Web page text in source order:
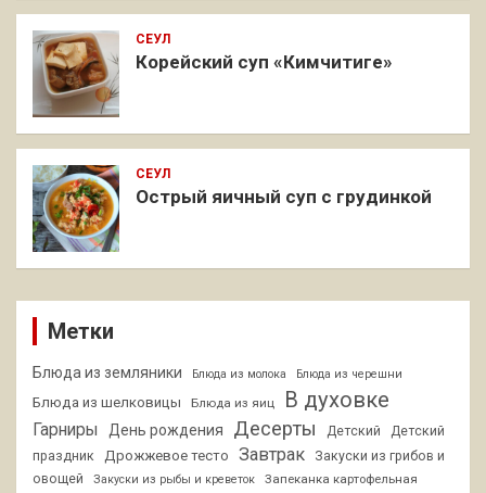
СЕУЛ
Корейский суп «Кимчитиге»
СЕУЛ
Острый яичный суп с грудинкой
Метки
Блюда из земляники Блюда из молока Блюда из черешни
Блюда из шелковицы Блюда из яиц В духовке
Гарниры День рождения Десерты Детский
Детский
праздник
Дрожжевое тесто Завтрак
Закуски из грибов и
овощей
Закуски из рыбы и креветок Запеканка картофельная